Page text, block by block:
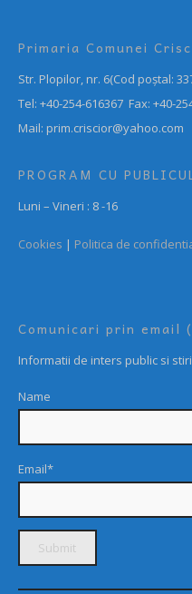
Primaria Comunei
Str. Plopilor, nr. 6(Cod poștal:
Tel: +40-254-616367 Fax: +40-
Mail: prim.criscior@yahoo.com
PROGRAM CU
Luni – Vineri : 8 -16
Cookies | Politica de
Comunicari prin email
Informatii de inters public si
Name
Email*